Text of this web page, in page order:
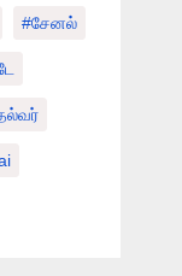
#சேனல்